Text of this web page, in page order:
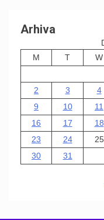
Arhiva
M
T W
2
3 4
9
10 11
16
17 18
23
24 25
30
31